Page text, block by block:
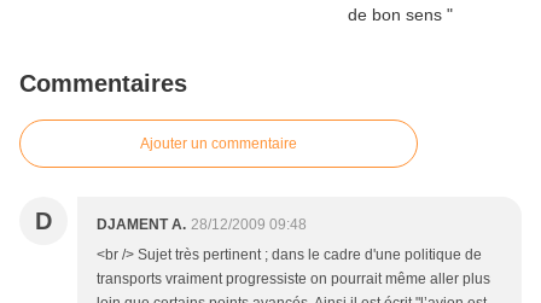
Commentaires
Ajouter un commentaire
D DJAMENT A. 28/12/2009 09:48
<br /> Sujet très pertinent ; dans le cadre d'une politique de
transports vraiment progressiste on pourrait même aller plus